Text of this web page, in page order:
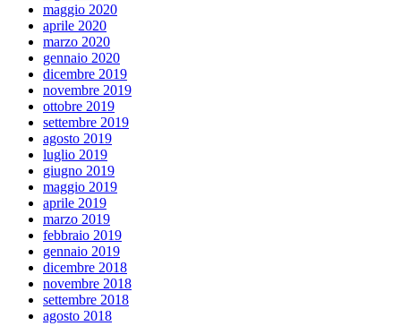
maggio 2020
aprile 2020
marzo 2020
gennaio 2020
dicembre 2019
novembre 2019
ottobre 2019
settembre 2019
agosto 2019
luglio 2019
giugno 2019
maggio 2019
aprile 2019
marzo 2019
febbraio 2019
gennaio 2019
dicembre 2018
novembre 2018
settembre 2018
agosto 2018